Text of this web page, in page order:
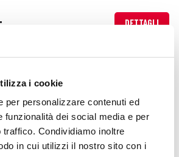
i cookie
per personalizzare contenuti ed
funzionalità dei social media e per
Condividiamo inoltre
in cui utilizzi il nostro sito con i
DETTAGLI
A27B-T41T
Silenziatore S1 titanio